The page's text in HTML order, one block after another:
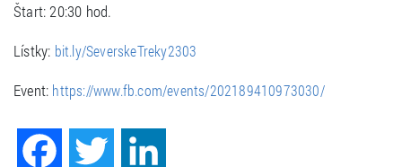
Štart: 20:30 hod.
Lístky: bit.ly/SeverskeTreky2303
Event: https://www.fb.com/events/202189410973030/
Facebook Twitter